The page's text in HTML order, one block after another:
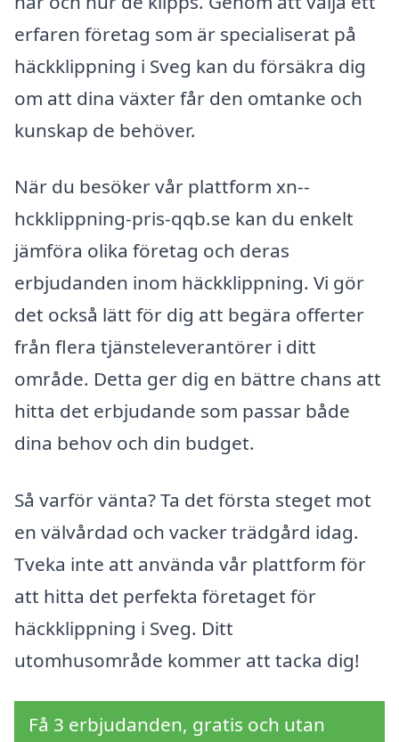
erfaren företag som är specialiserat på
häckklippning i Sveg kan du försäkra dig
om att dina växter får den omtanke och
kunskap de behöver.
När du besöker vår plattform xn--
hckklippning-pris-qqb.se kan du enkelt
jämföra olika företag och deras
erbjudanden inom häckklippning. Vi gör
det också lätt för dig att begära offerter
från flera tjänsteleverantörer i ditt
område. Detta ger dig en bättre chans att
hitta det erbjudande som passar både
dina behov och din budget.
Så varför vänta? Ta det första steget mot
en välvårdad och vacker trädgård idag.
Tveka inte att använda vår plattform för
att hitta det perfekta företaget för
häckklippning i Sveg. Ditt
utomhusområde kommer att tacka dig!
Få 3 erbjudanden, gratis och utan